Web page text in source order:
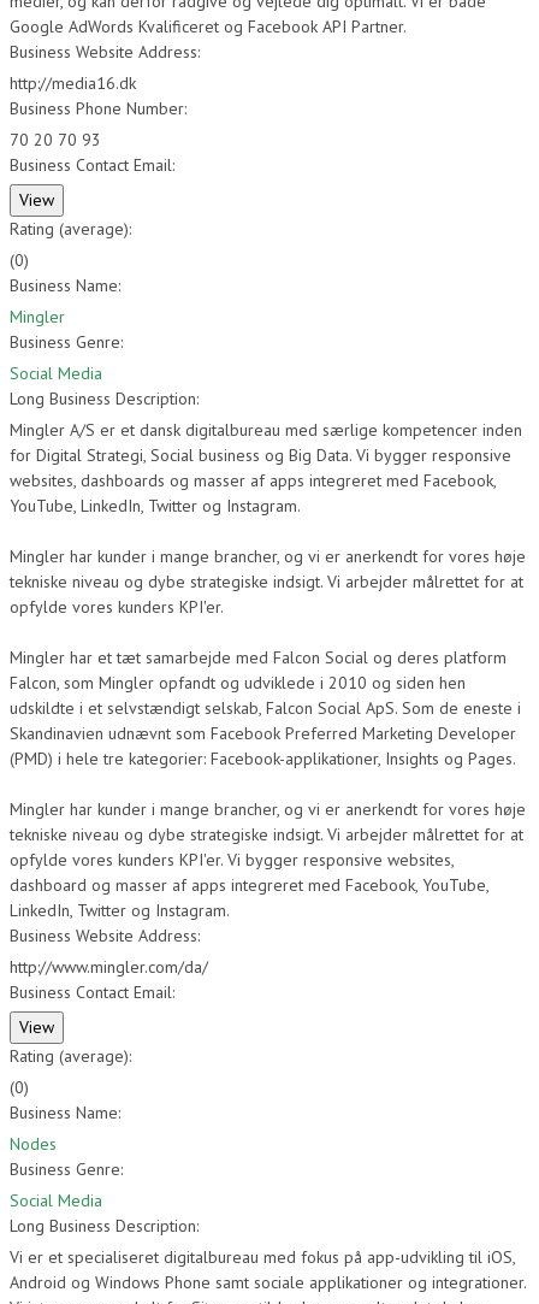
Google AdWords Kvalificeret og Facebook API Partner.
Business Website Address:
http://media16.dk
Business Phone Number:
70 20 70 93
Business Contact Email:
Rating (average):
(0)
Business Name:
Mingler
Business Genre:
Social Media
Long Business Description:
Mingler A/S er et dansk digitalbureau med særlige kompetencer inden
for Digital Strategi, Social business og Big Data. Vi bygger responsive
websites, dashboards og masser af apps integreret med Facebook,
YouTube, LinkedIn, Twitter og Instagram.
Mingler har kunder i mange brancher, og vi er anerkendt for vores høje
tekniske niveau og dybe strategiske indsigt. Vi arbejder målrettet for at
opfylde vores kunders KPI'er.
Mingler har et tæt samarbejde med Falcon Social og deres platform
Falcon, som Mingler opfandt og udviklede i 2010 og siden hen
udskildte i et selvstændigt selskab, Falcon Social ApS. Som de eneste i
Skandinavien udnævnt som Facebook Preferred Marketing Developer
(PMD) i hele tre kategorier: Facebook-applikationer, Insights og Pages.
Mingler har kunder i mange brancher, og vi er anerkendt for vores høje
tekniske niveau og dybe strategiske indsigt. Vi arbejder målrettet for at
opfylde vores kunders KPI'er. Vi bygger responsive websites,
dashboard og masser af apps integreret med Facebook, YouTube,
LinkedIn, Twitter og Instagram.
Business Website Address:
http://www.mingler.com/da/
Business Contact Email:
Rating (average):
(0)
Business Name:
Nodes
Business Genre:
Social Media
Long Business Description:
Vi er et specialiseret digitalbureau med fokus på app-udvikling til iOS,
Android og Windows Phone samt sociale applikationer og integrationer.